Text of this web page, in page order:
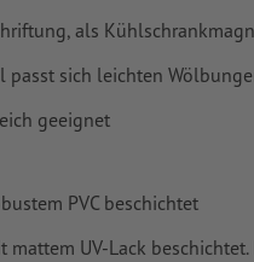
als
sich leichten
geeignet
PVC beschichtet
mattem UV-Lack